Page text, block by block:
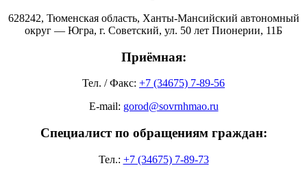
628242, Тюменская область, Ханты-Мансийский автономный
округ — Югра, г. Советский, ул. 50 лет Пионерии, 11Б
Приёмная:
Тел. / Факс: +7 (34675) 7-89-56
E-mail: gorod@sovrnhmao.ru
Специалист по обращениям граждан:
Тел.: +7 (34675) 7-89-73